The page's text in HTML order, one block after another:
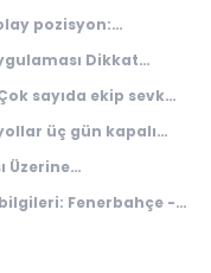
pozisyon:
Dikkat
sayıda ekip sevk
üç gün kapalı
Üzerine
Fenerbahçe -